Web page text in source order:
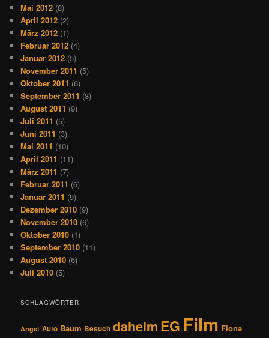
Mai 2012 (8)
April 2012 (2)
März 2012 (1)
Februar 2012 (4)
Januar 2012 (5)
November 2011 (5)
Oktober 2011 (6)
September 2011 (8)
August 2011 (9)
Juli 2011 (5)
Juni 2011 (3)
Mai 2011 (10)
April 2011 (11)
März 2011 (7)
Februar 2011 (6)
Januar 2011 (9)
Dezember 2010 (9)
November 2010 (6)
Oktober 2010 (1)
September 2010 (11)
August 2010 (6)
Juli 2010 (5)
SCHLAGWÖRTER
Angst Auto Baum Besuch daheimEG Film Fiona